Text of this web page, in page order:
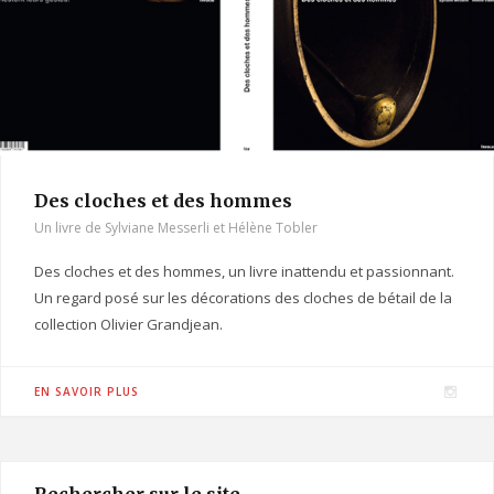
m
Des cloches et des hommes
Un livre de Sylviane Messerli et Hélène Tobler
Des cloches et des hommes, un livre inattendu et passionnant.
Un regard posé sur les décorations des cloches de bétail de la
collection Olivier Grandjean.
EN SAVOIR PLUS
I